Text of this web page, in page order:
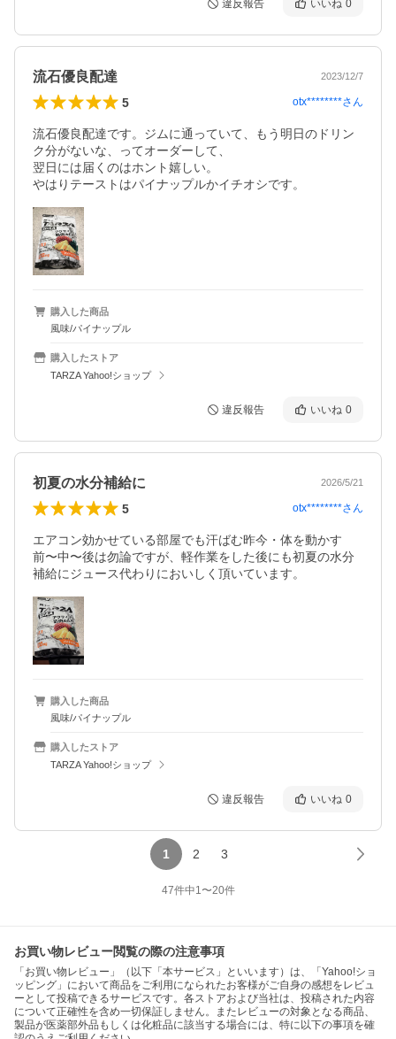
違反報告 いいね 0
流石優良配達 2023/12/7
5 otx********さん
流石優良配達です。ジムに通っていて、もう明日のドリン
ク分がないな、ってオーダーして、
翌日には届くのはホント嬉しい。
やはりテーストはパイナップルかイチオシです。
購入した商品
風味/パイナップル
購入したストア
TARZA Yahoo!ショップ
違反報告 いいね 0
初夏の水分補給に 2026/5/21
5 otx********さん
エアコン効かせている部屋でも汗ばむ昨今・体を動かす
前〜中〜後は勿論ですが、軽作業をした後にも初夏の水分
補給にジュース代わりにおいしく頂いています。
購入した商品
風味/パイナップル
購入したストア
TARZA Yahoo!ショップ
違反報告 いいね 0
1 2 3
47件中1〜20件
お買い物レビュー閲覧の際の注意事項
「お買い物レビュー」（以下「本サービス」といいます）は、「Yahoo!ショ
ッピング」において商品をご利用になられたお客様がご自身の感想をレビュ
ーとして投稿できるサービスです。各ストアおよび当社は、投稿された内容
について正確性を含め一切保証しません。またレビューの対象となる商品、
製品が医薬部外品もしくは化粧品に該当する場合には、特に以下の事項を確